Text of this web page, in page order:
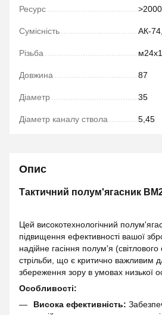
Ресурс
Сумісність АК-
Різьба
Довжина 87
Діаметр 35
Діаметр каналу ствола 5,45
Опис
Тактичний полум'ягасник
Цей високотехнологічний
підвищення ефективності вашої
надійне гасіння полум'я
стрільби, що є критично важливим
збереження зору в умовах низької
Особливості:
Висока ефективність: